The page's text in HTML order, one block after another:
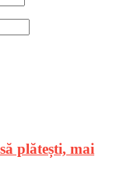
plătești, mai